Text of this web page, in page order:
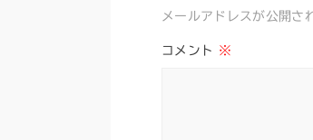
メールアドレスが公開さ
コメント ※